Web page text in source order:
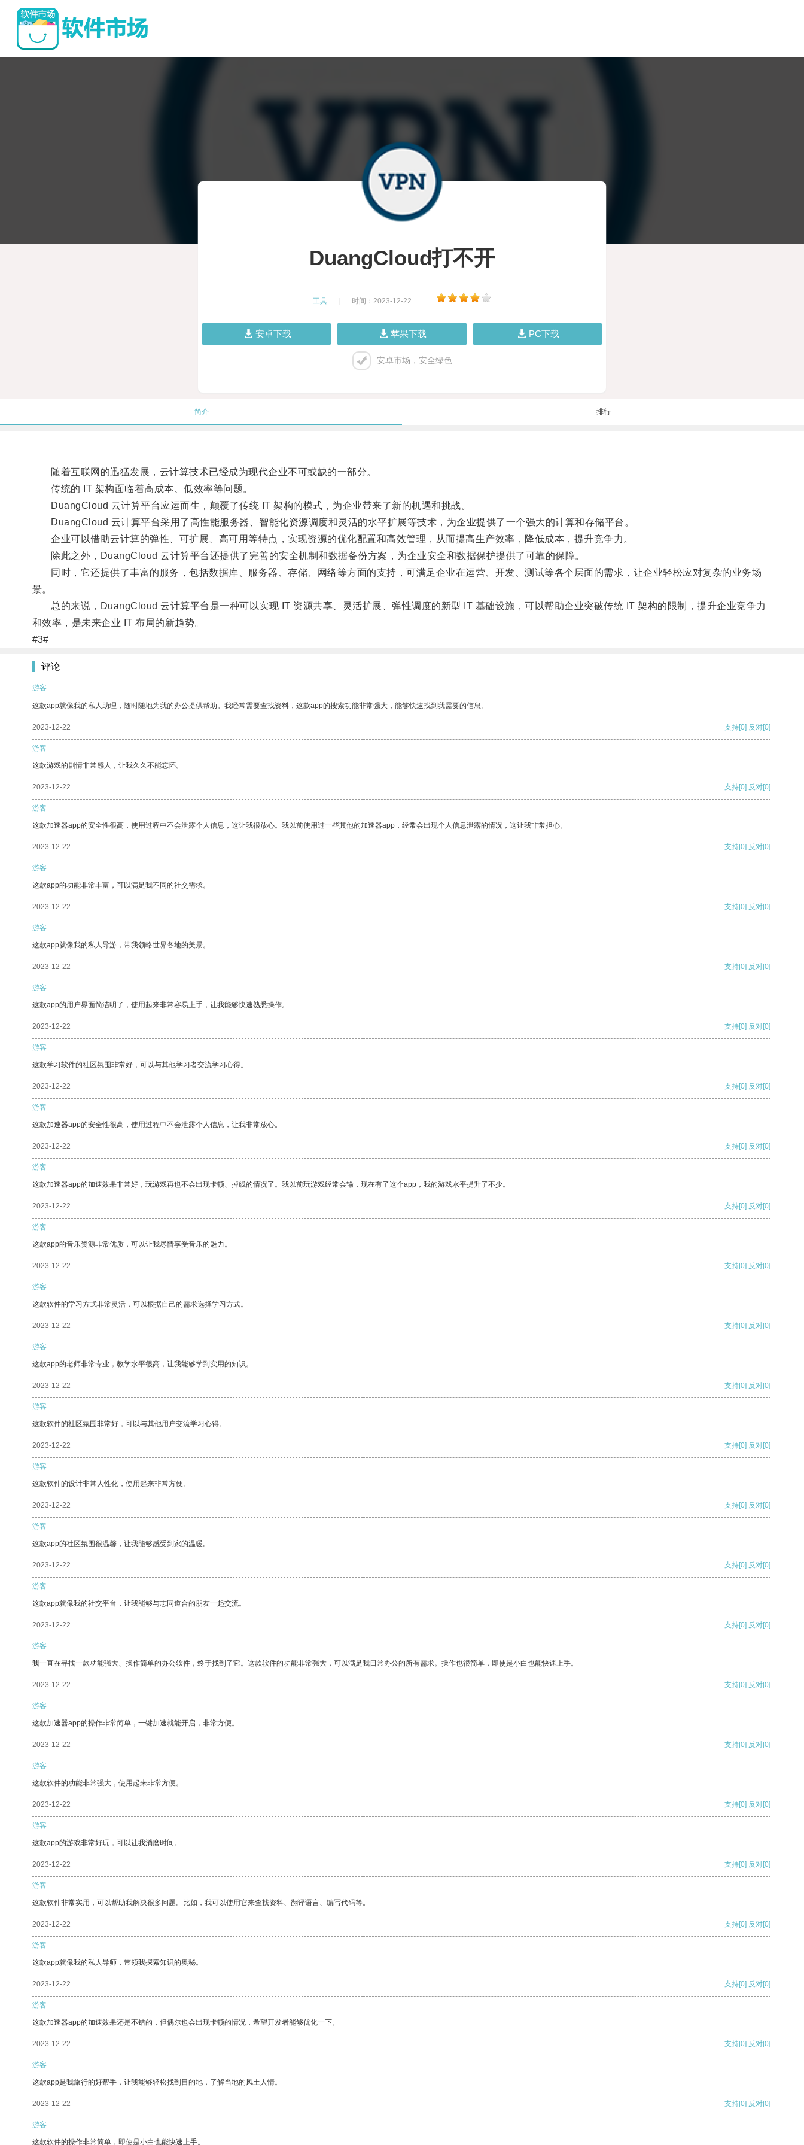
DuangCloud打不开
工具 时间：2023-12-22
安卓下载 苹果下载 PC下载
安卓市场，安全绿色
简介 排行
随着互联网的迅猛发展，云计算技术已经成为现代企业不可或缺的一部分。
传统的 IT 架构面临着高成本、低效率等问题。
DuangCloud 云计算平台应运而生，颠覆了传统 IT 架构的模式，为企业带来了新的机遇和挑战。
DuangCloud 云计算平台采用了高性能服务器、智能化资源调度和灵活的水平扩展等技术，为企业提供了一个强大的计算和存储平台。
企业可以借助云计算的弹性、可扩展、高可用等特点，实现资源的优化配置和高效管理，从而提高生产效率，降低成本，提升竞争力。
除此之外，DuangCloud 云计算平台还提供了完善的安全机制和数据备份方案，为企业安全和数据保护提供了可靠的保障。
同时，它还提供了丰富的服务，包括数据库、服务器、存储、网络等方面的支持，可满足企业在运营、开发、测试等各个层面的需求，让企业轻松应对复杂的业务场
景。
总的来说，DuangCloud 云计算平台是一种可以实现 IT 资源共享、灵活扩展、弹性调度的新型 IT 基础设施，可以帮助企业突破传统 IT 架构的限制，提升企业竞争力
和效率，是未来企业 IT 布局的新趋势。
#3#
评论
游客
这款app就像我的私人助理，随时随地为我的办公提供帮助。我经常需要查找资料，这款app的搜索功能非常强大，能够快速找到我需要的信息。
2023-12-22 支持[0] 反对[0]
游客
这款游戏的剧情非常感人，让我久久不能忘怀。
2023-12-22 支持[0] 反对[0]
游客
这款加速器app的安全性很高，使用过程中不会泄露个人信息，这让我很放心。我以前使用过一些其他的加速器app，经常会出现个人信息泄露的情况，这让我非常担心。
2023-12-22 支持[0] 反对[0]
游客
这款app的功能非常丰富，可以满足我不同的社交需求。
2023-12-22 支持[0] 反对[0]
游客
这款app就像我的私人导游，带我领略世界各地的美景。
2023-12-22 支持[0] 反对[0]
游客
这款app的用户界面简洁明了，使用起来非常容易上手，让我能够快速熟悉操作。
2023-12-22 支持[0] 反对[0]
游客
这款学习软件的社区氛围非常好，可以与其他学习者交流学习心得。
2023-12-22 支持[0] 反对[0]
游客
这款加速器app的安全性很高，使用过程中不会泄露个人信息，让我非常放心。
2023-12-22 支持[0] 反对[0]
游客
这款加速器app的加速效果非常好，玩游戏再也不会出现卡顿、掉线的情况了。我以前玩游戏经常会输，现在有了这个app，我的游戏水平提升了不少。
2023-12-22 支持[0] 反对[0]
游客
这款app的音乐资源非常优质，可以让我尽情享受音乐的魅力。
2023-12-22 支持[0] 反对[0]
游客
这款软件的学习方式非常灵活，可以根据自己的需求选择学习方式。
2023-12-22 支持[0] 反对[0]
游客
这款app的老师非常专业，教学水平很高，让我能够学到实用的知识。
2023-12-22 支持[0] 反对[0]
游客
这款软件的社区氛围非常好，可以与其他用户交流学习心得。
2023-12-22 支持[0] 反对[0]
游客
这款软件的设计非常人性化，使用起来非常方便。
2023-12-22 支持[0] 反对[0]
游客
这款app的社区氛围很温馨，让我能够感受到家的温暖。
2023-12-22 支持[0] 反对[0]
游客
这款app就像我的社交平台，让我能够与志同道合的朋友一起交流。
2023-12-22 支持[0] 反对[0]
游客
我一直在寻找一款功能强大、操作简单的办公软件，终于找到了它。这款软件的功能非常强大，可以满足我日常办公的所有需求。操作也很简单，即使是小白也能快速上手。
2023-12-22 支持[0] 反对[0]
游客
这款加速器app的操作非常简单，一键加速就能开启，非常方便。
2023-12-22 支持[0] 反对[0]
游客
这款软件的功能非常强大，使用起来非常方便。
2023-12-22 支持[0] 反对[0]
游客
这款app的游戏非常好玩，可以让我消磨时间。
2023-12-22 支持[0] 反对[0]
游客
这款软件非常实用，可以帮助我解决很多问题。比如，我可以使用它来查找资料、翻译语言、编写代码等。
2023-12-22 支持[0] 反对[0]
游客
这款app就像我的私人导师，带领我探索知识的奥秘。
2023-12-22 支持[0] 反对[0]
游客
这款加速器app的加速效果还是不错的，但偶尔也会出现卡顿的情况，希望开发者能够优化一下。
2023-12-22 支持[0] 反对[0]
游客
这款app是我旅行的好帮手，让我能够轻松找到目的地，了解当地的风土人情。
2023-12-22 支持[0] 反对[0]
游客
这款软件的操作非常简单，即使是小白也能快速上手。